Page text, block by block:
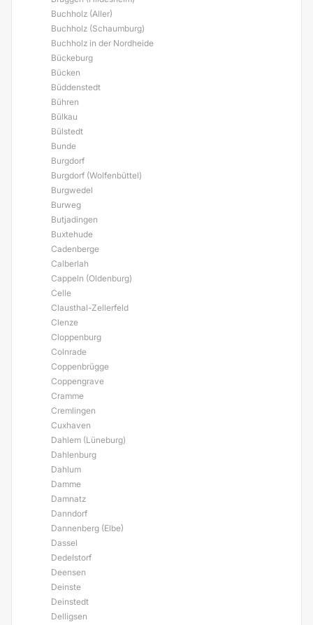
Buchholz (Aller)
Buchholz (Schaumburg)
Buchholz in der Nordheide
Bückeburg
Bücken
Büddenstedt
Bühren
Bülkau
Bülstedt
Bunde
Burgdorf
Burgdorf (Wolfenbüttel)
Burgwedel
Burweg
Butjadingen
Buxtehude
Cadenberge
Calberlah
Cappeln (Oldenburg)
Celle
Clausthal-Zellerfeld
Clenze
Cloppenburg
Colnrade
Coppenbrügge
Coppengrave
Cramme
Cremlingen
Cuxhaven
Dahlem (Lüneburg)
Dahlenburg
Dahlum
Damme
Damnatz
Danndorf
Dannenberg (Elbe)
Dassel
Dedelstorf
Deensen
Deinste
Deinstedt
Delligsen